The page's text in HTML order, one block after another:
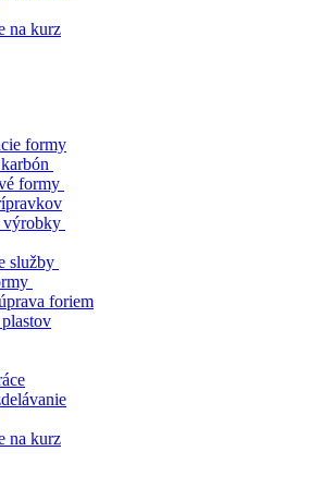
na kurz
formy
formy
výrobky
služby
foriem
na kurz